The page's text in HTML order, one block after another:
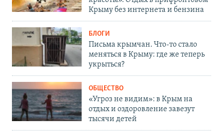
Крыму без интернета и бензина
БЛОГИ
Письма крымчан. Что-то стало
меняться в Крыму: где же теперь
укрыться?
ОБЩЕСТВО
«Угроз не видим»: в Крым на
отдых и оздоровление завезут
тысячи детей